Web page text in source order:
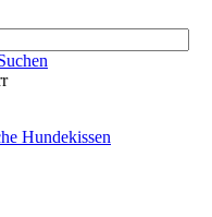
Hundekissen